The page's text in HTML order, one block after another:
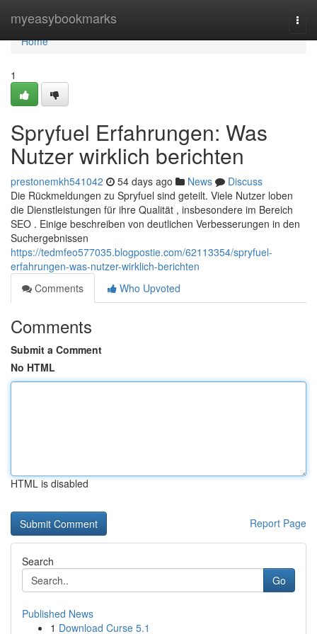
myeasybookmarks
Home
Home
1
Spryfuel Erfahrungen: Was
Nutzer wirklich berichten
prestonemkh541042 54 days ago News
Discuss
Die Rückmeldungen zu Spryfuel sind geteilt. Viele Nutzer loben
die Dienstleistungen für ihre Qualität , insbesondere im Bereich
SEO . Einige beschreiben von deutlichen Verbesserungen in den
Suchergebnissen
https://tedmfeo577035.blogpostie.com/62113354/spryfuel-
erfahrungen-was-nutzer-wirklich-berichten
Comments
Who Upvoted
Comments
Submit a Comment
No HTML
HTML is disabled
Report Page
Search
Go
Published News
1 Download Curse 5.1